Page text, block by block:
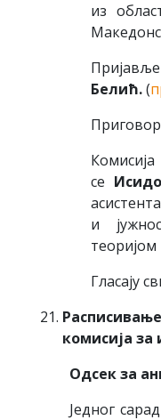
из
Белић.(
се
и
Гласају
комисија за
Одсек за
Једног